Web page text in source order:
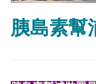
胰島素幫